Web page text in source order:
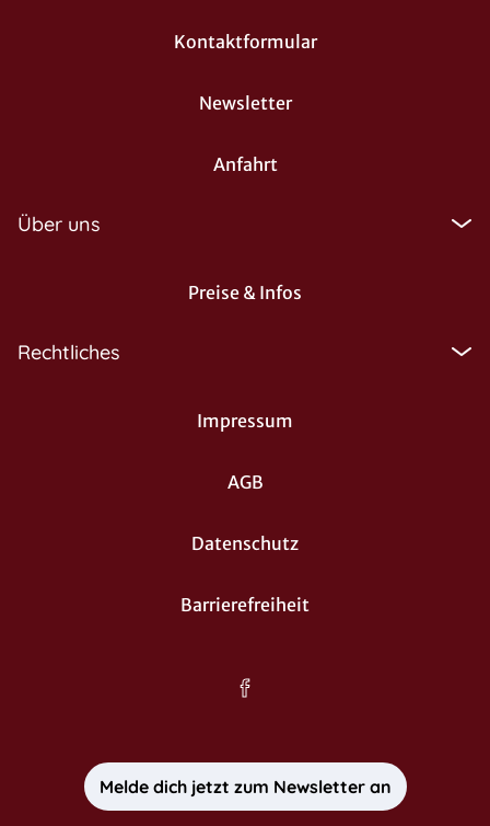
Kontaktformular
Newsletter
Anfahrt
Über uns
Preise & Infos
Rechtliches
Impressum
AGB
Datenschutz
Barrierefreiheit
Melde dich jetzt zum Newsletter an